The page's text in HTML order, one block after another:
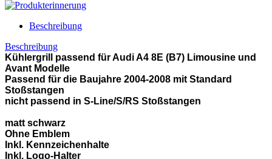
Beschreibung
Beschreibung
Kühlergrill passend für Audi A4 8E (B7) Limousine und
Avant Modelle
Passend für die Baujahre 2004-2008 mit Standard
Stoßstangen
nicht passend in S-Line/S/RS Stoßstangen
matt schwarz
Ohne Emblem
Inkl. Kennzeichenhalte
Inkl. Logo-Halter